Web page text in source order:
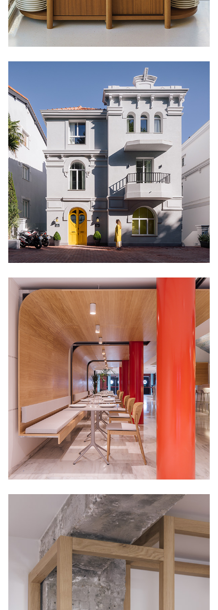
Balcón de la Bahía 2
Hoteles
Foyer – Cafetería del
Palacio Festivales
Restaurantes
Estantería Bruselas
Diseño